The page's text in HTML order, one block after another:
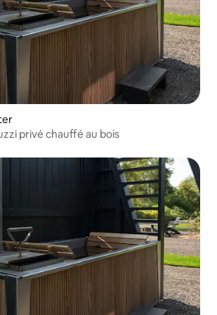
privé chauffé au bois